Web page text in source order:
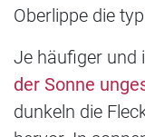
Oberlippe die
Je häufiger und
der Sonne
dunkeln die